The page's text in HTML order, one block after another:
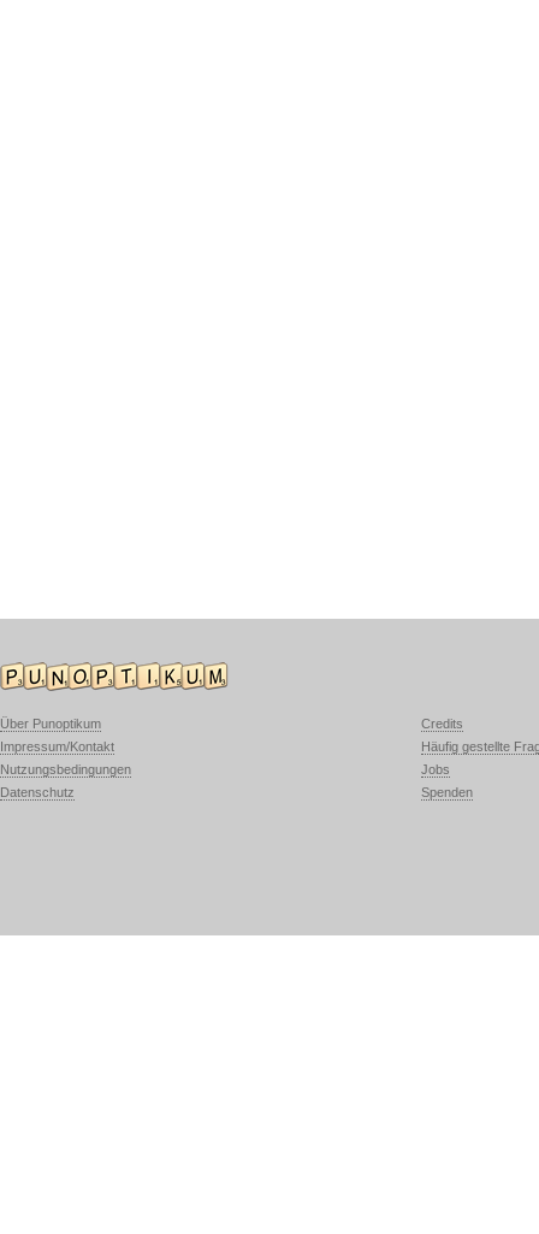
Über Punoptikum
Impressum/Kontakt
Nutzungsbedingungen
Datenschutz
Credits
Häufig gestellte
Jobs
Spenden